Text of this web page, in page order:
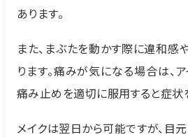
あります。
また、まぶたを動かす際に違和感
ります。痛みが気になる場合は、
痛み止めを適切に服用すると症状
メイクは翌日から可能ですが、目